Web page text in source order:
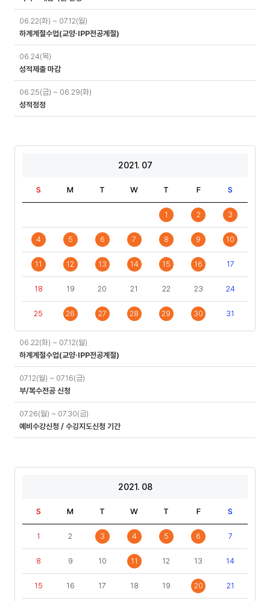
06.22(화) ~ 07.12(월)
하계계절수업(교양·IPP전공계절)
06.24(목)
성적제출 마감
06.25(금) ~ 06.29(화)
성적정정
2021. 07
S M T W T F S
1 2 3
4 5 6 7 8 9 10
11 12 13 14 15 16 17
18 19 20 21 22 23 24
25 26 27 28 29 30 31
06.22(화) ~ 07.12(월)
하계계절수업(교양·IPP전공계절)
07.12(월) ~ 07.16(금)
부/복수전공 신청
07.26(월) ~ 07.30(금)
예비수강신청 / 수깅지도신청 기간
2021. 08
S M T W T F S
1 2 3 4 5 6 7
8 9 10 11 12 13 14
15 16 17 18 19 20 21